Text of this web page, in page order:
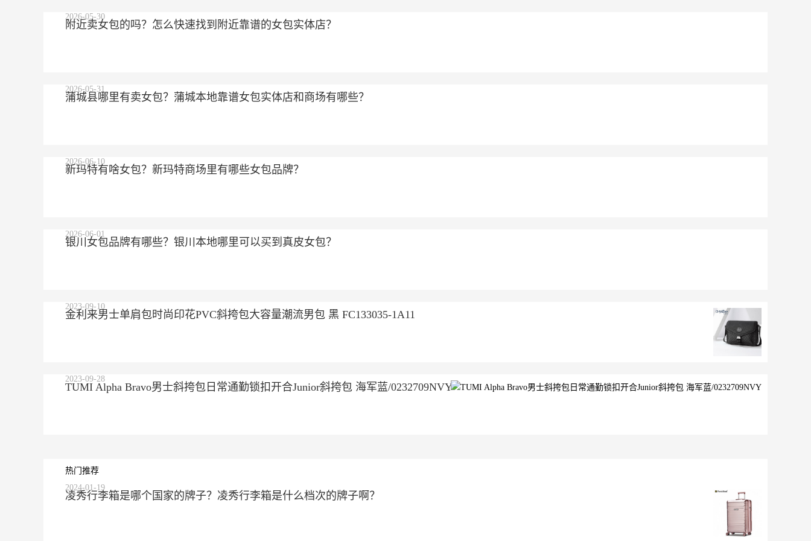
附近卖女包的吗？怎么快速找到附近靠谱的女包实体店？
2026-05-30
蒲城县哪里有卖女包？蒲城本地靠谱女包实体店和商场有哪些？
2026-05-31
新玛特有啥女包？新玛特商场里有哪些女包品牌？
2026-06-10
银川女包品牌有哪些？银川本地哪里可以买到真皮女包？
2026-06-01
金利来男士单肩包时尚印花PVC斜挎包大容量潮流男包 黑 FC133035-1A11
2023-09-10
TUMI Alpha Bravo男士斜挎包日常通勤锁扣开合Junior斜挎包 海军蓝/0232709NVY
2023-09-28
热门推荐
凌秀行李箱是哪个国家的牌子？凌秀行李箱是什么档次的牌子啊？
2024-01-19